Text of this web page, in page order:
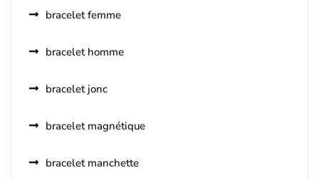
bracelet femme
bracelet homme
bracelet jonc
bracelet magnétique
bracelet manchette